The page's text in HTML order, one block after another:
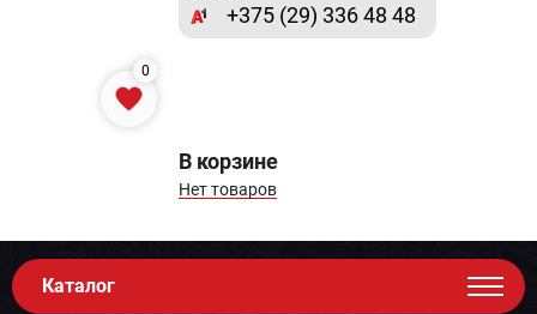
+375 (29) 336 48 48
0
В корзине
Нет товаров
Каталог